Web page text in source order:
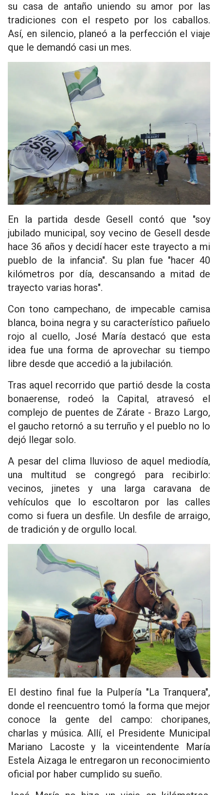
su casa de antaño uniendo su amor por las
tradiciones con el respeto por los caballos.
Así, en silencio, planeó a la perfección el viaje
que le demandó casi un mes.
En la partida desde Gesell contó que "soy
jubilado municipal, soy vecino de Gesell desde
hace 36 años y decidí hacer este trayecto a mi
pueblo de la infancia". Su plan fue "hacer 40
kilómetros por día, descansando a mitad de
trayecto varias horas".
Con tono campechano, de impecable camisa
blanca, boina negra y su característico pañuelo
rojo al cuello, José María destacó que esta
idea fue una forma de aprovechar su tiempo
libre desde que accedió a la jubilación.
Tras aquel recorrido que partió desde la costa
bonaerense, rodeó la Capital, atravesó el
complejo de puentes de Zárate - Brazo Largo,
el gaucho retornó a su terruño y el pueblo no lo
dejó llegar solo.
A pesar del clima lluvioso de aquel mediodía,
una multitud se congregó para recibirlo:
vecinos, jinetes y una larga caravana de
vehículos que lo escoltaron por las calles
como si fuera un desfile. Un desfile de arraigo,
de tradición y de orgullo local.
El destino final fue la Pulpería "La Tranquera",
donde el reencuentro tomó la forma que mejor
conoce la gente del campo: choripanes,
charlas y música. Allí, el Presidente Municipal
Mariano Lacoste y la viceintendente María
Estela Aizaga le entregaron un reconocimiento
oficial por haber cumplido su sueño.